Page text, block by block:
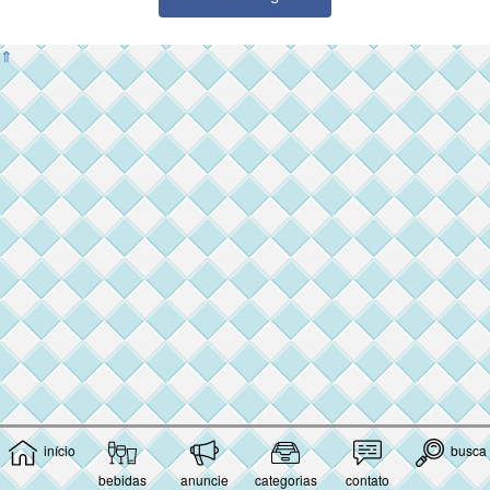
início
bebidas
anuncie categorias contato
busca
⇑